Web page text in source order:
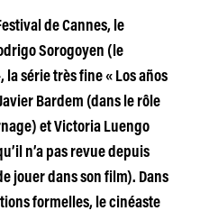
de Cannes, le
Sorogoyen (le
la série très fine « Los años
Bardem (dans le rôle
et Victoria Luengo
n’a pas revue depuis
jouer dans son film). Dans
formelles, le cinéaste